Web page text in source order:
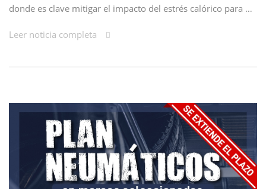
donde es clave mitigar el impacto del estrés calórico para …
Leer noticia completa